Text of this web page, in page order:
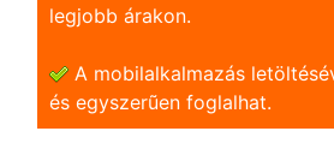
legjobb árakon.
A mobilalkalmazás
és egyszerũen foglalhat.